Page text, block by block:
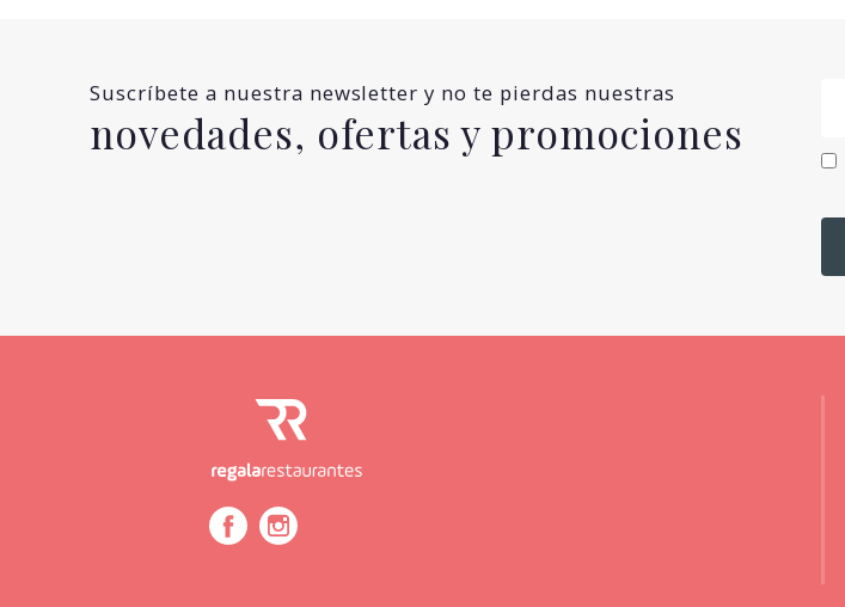
Suscríbete a nuestra newsletter y no te pierdas nuestras
novedades, ofertas y promociones